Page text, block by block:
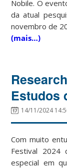
Nobile. O
da atual
novembro de
(mais…)
Estudos
14/11/2024
Com muito
Festival 2024
especial em